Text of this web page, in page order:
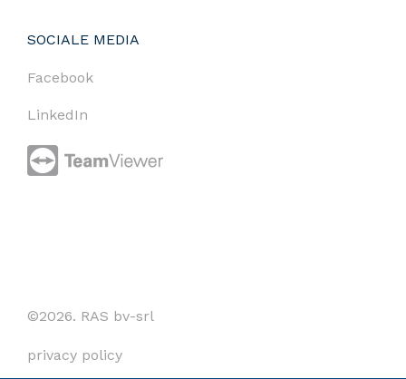
SOCIALE MEDIA
Facebook
LinkedIn
©2026. RAS bv-srl
privacy policy